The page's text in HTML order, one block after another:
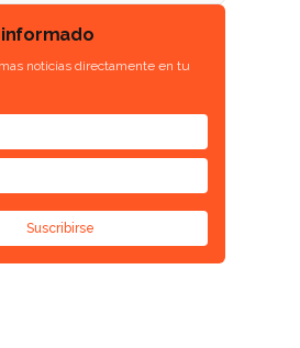
noticias directamente en tu
Suscribirse